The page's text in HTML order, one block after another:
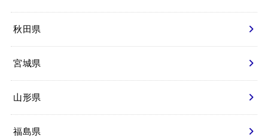
秋田県
宮城県
山形県
福島県